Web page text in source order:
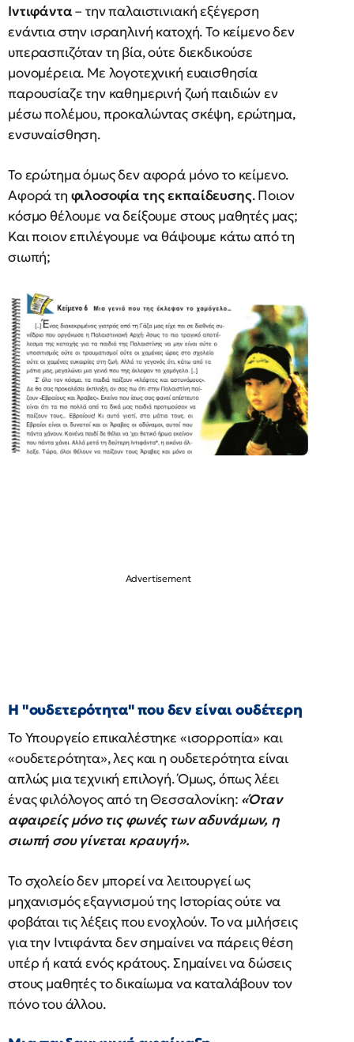
Ιντιφάντα– την παλαιστινιακή εξέγερση
ενάντια στην ισραηλινή κατοχή. Το κείμενο δεν
υπερασπιζόταν τη βία, ούτε διεκδικούσε
μονομέρεια. Με λογοτεχνική ευαισθησία
παρουσίαζε την καθημερινή ζωή παιδιών εν
μέσω πολέμου, προκαλώντας σκέψη, ερώτημα,
ενσυναίσθηση.
Το ερώτημα όμως δεν αφορά μόνο το κείμενο.
Αφορά τη φιλοσοφία της εκπαίδευσης. Ποιον
κόσμο θέλουμε να δείξουμε στους μαθητές μας;
Και ποιον επιλέγουμε να θάψουμε κάτω από τη
σιωπή;
Η "ουδετερότητα" που δεν είναι ουδέτερη
Το Υπουργείο επικαλέστηκε «ισορροπία» και
«ουδετερότητα», λες και η ουδετερότητα είναι
απλώς μια τεχνική επιλογή. Όμως, όπως λέει
ένας φιλόλογος από τη Θεσσαλονίκη: «Όταν
αφαιρείς μόνο τις φωνές των αδυνάμων, η
σιωπή σου γίνεται κραυγή».
Το σχολείο δεν μπορεί να λειτουργεί ως
μηχανισμός εξαγνισμού της Ιστορίας ούτε να
φοβάται τις λέξεις που ενοχλούν. Το να μιλήσεις
για την Ιντιφάντα δεν σημαίνει να πάρεις θέση
υπέρ ή κατά ενός κράτους. Σημαίνει να δώσεις
στους μαθητές το δικαίωμα να καταλάβουν τον
πόνο του άλλου.